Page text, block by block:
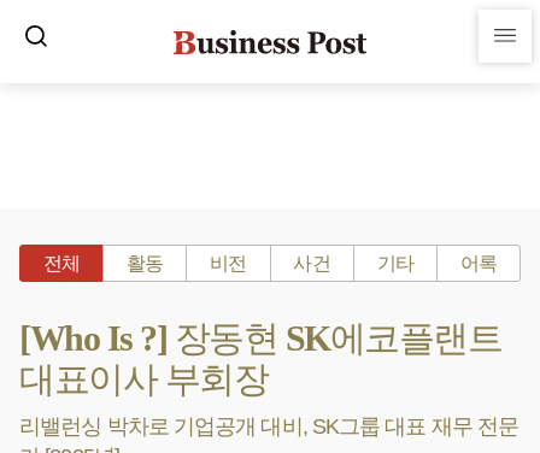
전체 활동 비전 사건 기타 어록
[Who Is ?] 장동현 SK에코플랜트
대표이사 부회장
리밸런싱 박차로 기업공개 대비, SK그룹 대표 재무 전문